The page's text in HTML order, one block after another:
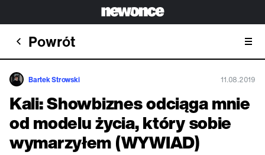
Powrót
Bartek Strowski 11.08.2019
Kali: Showbiznes odciąga mnie
od modelu życia, który sobie
wymarzyłem (WYWIAD)